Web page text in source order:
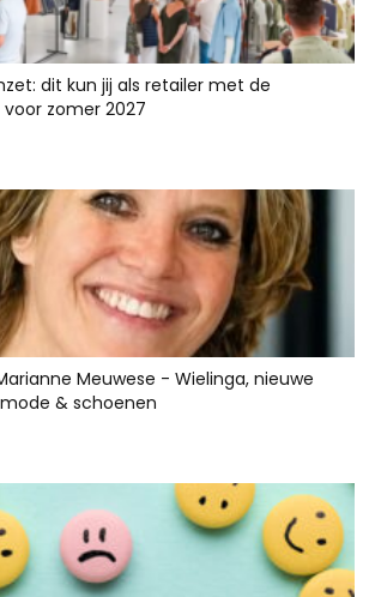
dit kun jij als retailer met de
zomer 2027
Meuwese - Wielinga, nieuwe
& schoenen